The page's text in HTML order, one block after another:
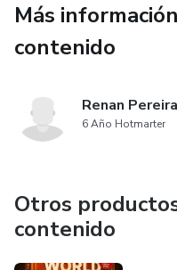
Más
contenido
Renan Pereira
6 Año Hotmarter
Otros
contenido